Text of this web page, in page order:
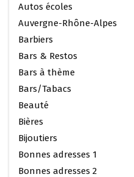
Autos écoles
Auvergne-Rhône-Alpes
Barbiers
Bars & Restos
Bars à thème
Bars/Tabacs
Beauté
Bières
Bijoutiers
Bonnes adresses 1
Bonnes adresses 2